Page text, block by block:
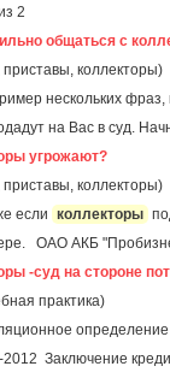
2
общаться с
приставы, коллекторы)
нескольких
на Вас в суд.
угрожают?
приставы, коллекторы)
если коллекторы
ОАО АКБ
-суд на стороне
практика)
определение
Заключение